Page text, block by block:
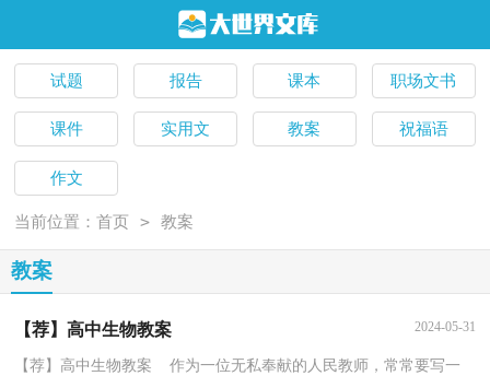
试题 报告 课本 职场文书
课件 实用文 教案 祝福语
作文
当前位置：首页 > 教案
教案
【荐】高中生物教案 2024-05-31
【荐】高中生物教案 作为一位无私奉献的人民教师，常常要写一